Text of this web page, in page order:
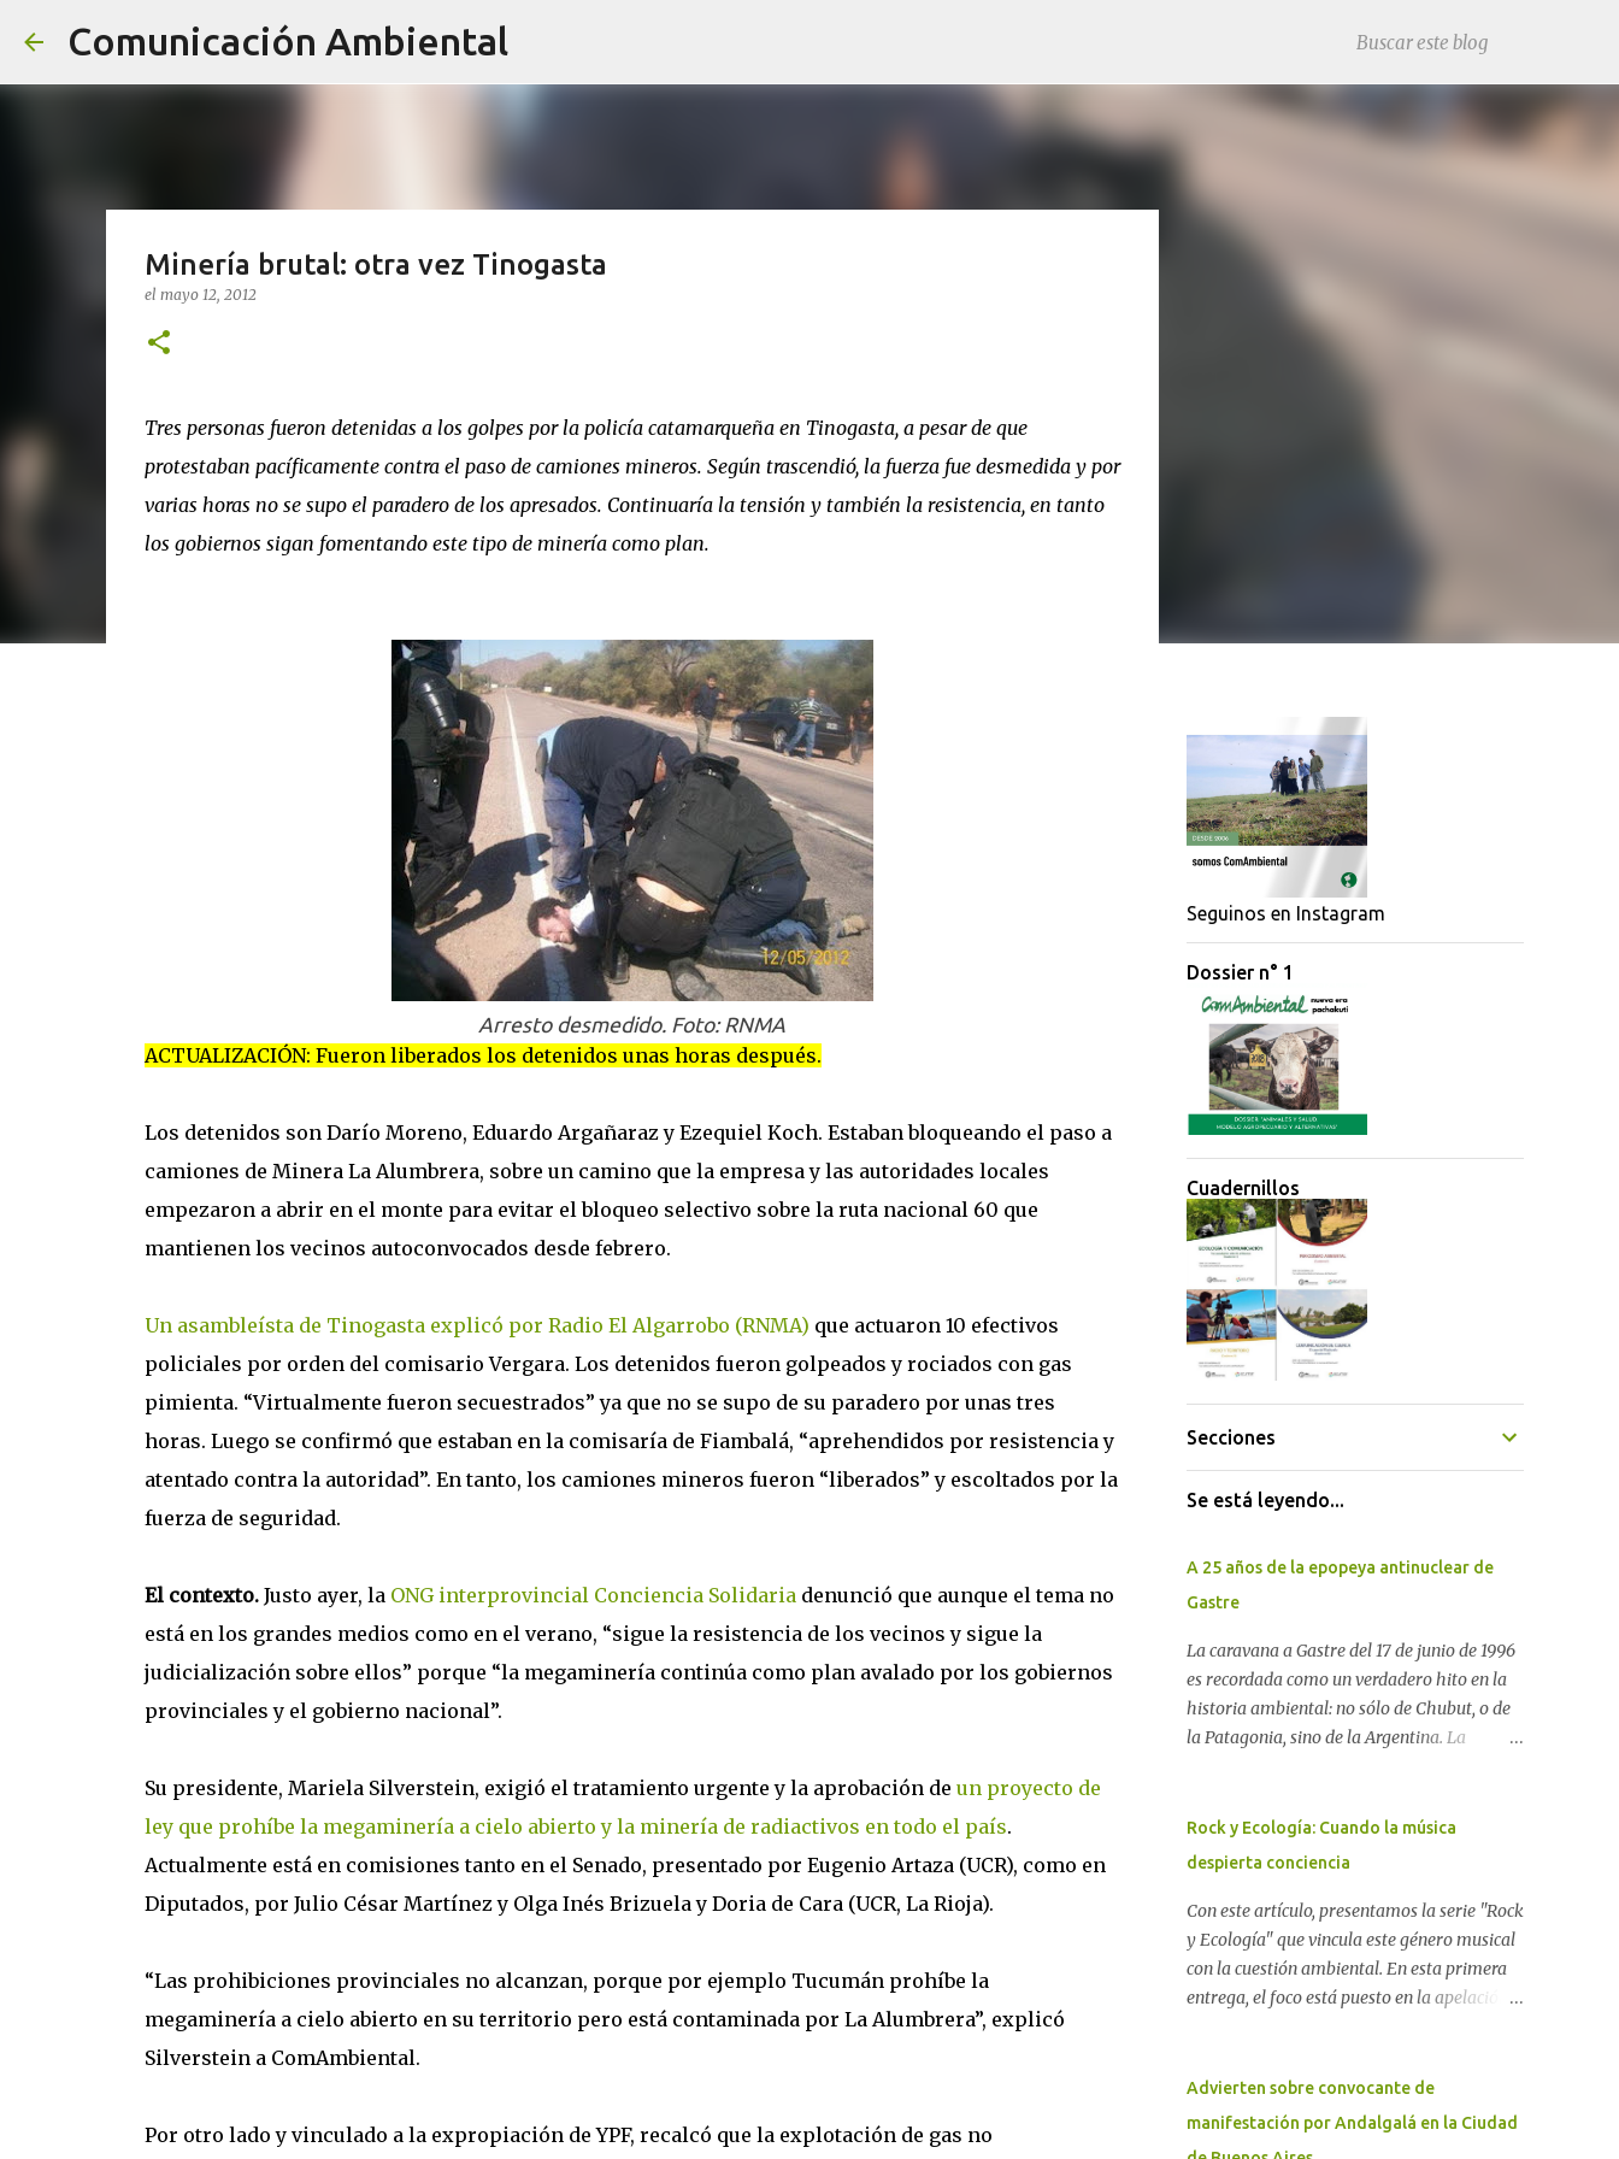
Comunicación Ambiental
Minería brutal: otra vez Tinogasta
el mayo 12, 2012
Tres personas fueron detenidas a los golpes por la policía catamarqueña en Tinogasta, a pesar de que
protestaban pacíficamente contra el paso de camiones mineros. Según trascendió, la fuerza fue desmedida y por
varias horas no se supo el paradero de los apresados. Continuaría la tensión y también la resistencia, en tanto
los gobiernos sigan fomentando este tipo de minería como plan.
Arresto desmedido. Foto: RNMA
ACTUALIZACIÓN: Fueron liberados los detenidos unas horas después.
Los detenidos son Darío Moreno, Eduardo Argañaraz y Ezequiel Koch. Estaban bloqueando el paso a
camiones de Minera La Alumbrera, sobre un camino que la empresa y las autoridades locales
empezaron a abrir en el monte para evitar el bloqueo selectivo sobre la ruta nacional 60 que
mantienen los vecinos autoconvocados desde febrero.
Un asambleísta de Tinogasta explicó por Radio El Algarrobo (RNMA) que actuaron 10 efectivos
policiales por orden del comisario Vergara. Los detenidos fueron golpeados y rociados con gas
pimienta. “Virtualmente fueron secuestrados” ya que no se supo de su paradero por unas tres
horas. Luego se confirmó que estaban en la comisaría de Fiambalá, “aprehendidos por resistencia y
atentado contra la autoridad”. En tanto, los camiones mineros fueron “liberados” y escoltados por la
fuerza de seguridad.
El contexto.Justo ayer, laONG interprovincial Conciencia Solidariadenunció que aunque el tema no
está en los grandes medios como en el verano, “sigue la resistencia de los vecinos y sigue la
judicialización sobre ellos” porque “la megaminería continúa como plan avalado por los gobiernos
provinciales y el gobierno nacional”.
Su presidente, Mariela Silverstein, exigió el tratamiento urgente y la aprobación de un proyecto de
ley que prohíbe la megaminería a cielo abierto y la minería de radiactivos en todo el país.
Actualmente está en comisiones tanto en el Senado, presentado por Eugenio Artaza (UCR), como en
Diputados, por Julio César Martínez y Olga Inés Brizuela y Doria de Cara (UCR, La Rioja).
“Las prohibiciones provinciales no alcanzan, porque por ejemplo Tucumán prohíbe la
megaminería a cielo abierto en su territorio pero está contaminada por La Alumbrera”, explicó
Silverstein a ComAmbiental.
Por otro lado y vinculado a la expropiación de YPF, recalcó que la explotación de gas no
Seguinos en Instagram
Dossier n° 1
Cuadernillos
Secciones
Se está leyendo...
A 25 años de la epopeya antinuclear de
Gastre
La caravana a Gastre del 17 de junio de 1996
es recordada como un verdadero hito en la
historia ambiental: no sólo de Chubut, o de
la Patagonia, sino de la Argentina. La
para construir un basurero de residuos
nucleares en Gastre (centro-norte de
avanzó un proyecto legislativo nacional al
respecto. En este artículo, la investigadora
Ayelen Dichdji reconstruye la historia del
Movimiento Antinuclear de Chubut (MACH)
territorial frente a las imposiciones de la
tecnocracia nuclear globalizada. Dossier N°
Rock y Ecología: Cuando la música
despierta conciencia
Con este artículo, presentamos la serie "Rock
y Ecología" que vincula este género musical
con la cuestión ambiental. En esta primera
entrega, el foco está puesto en la apelación
Desde el legendario El Oso hasta las
recientes apariciones de la Pachama Mama
Advierten sobre convocante de
manifestación por Andalgalá en la Ciudad